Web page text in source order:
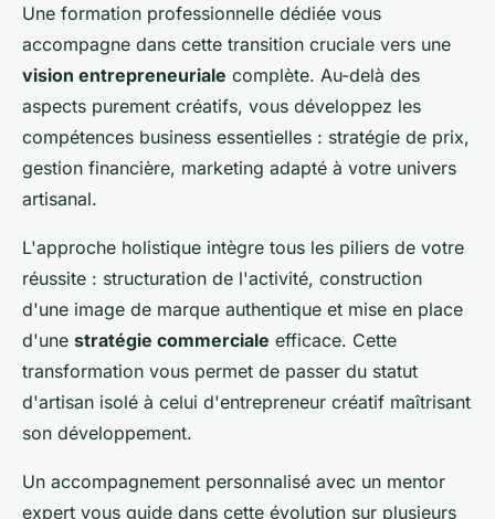
Une formation professionnelle dédiée vous
accompagne dans cette transition cruciale vers une
vision entrepreneuriale complète. Au-delà des
aspects purement créatifs, vous développez les
compétences business essentielles : stratégie de prix,
gestion financière, marketing adapté à votre univers
artisanal.
L'approche holistique intègre tous les piliers de votre
réussite : structuration de l'activité, construction
d'une image de marque authentique et mise en place
d'une stratégie commerciale efficace. Cette
transformation vous permet de passer du statut
d'artisan isolé à celui d'entrepreneur créatif maîtrisant
son développement.
Un accompagnement personnalisé avec un mentor
expert vous guide dans cette évolution sur plusieurs